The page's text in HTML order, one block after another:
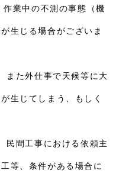
の事態（機
生じる場合がございま
外仕事で天候等に大
生じてしまう、もしく
る依頼主
等、条件がある場合に